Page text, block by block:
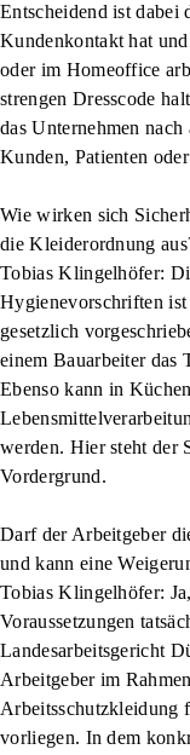
Entscheidend ist dabei
Kundenkontakt hat
oder im Homeoffice
strengen Dresscode
das Unternehmen
Kunden, Patienten
Wie wirken sich
die Kleiderordnung
Tobias Klingelhöfer:
Hygienevorschriften
gesetzlich
einem Bauarbeiter das
Ebenso kann in
werden. Hier steht der
Vordergrund.
Darf der Arbeitgeber
und kann eine
Tobias Klingelhöfer:
Voraussetzungen
Landesarbeitsgericht
Arbeitgeber im
Arbeitsschutzkleidung
vorliegen. In dem